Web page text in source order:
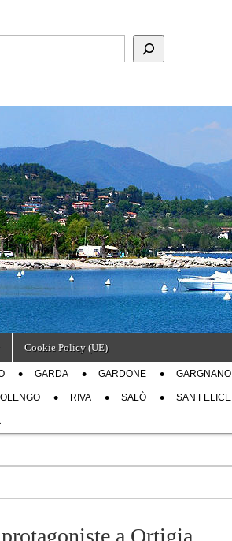
Cookie Policy (UE)
GARDA GARDONE GARGNANO
RIVA SALÒ SAN FELICE
a Ortigia